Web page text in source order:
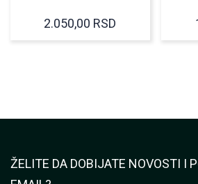
2.050,00 RSD
ŽELITE DA DOBIJATE NOVOSTI I